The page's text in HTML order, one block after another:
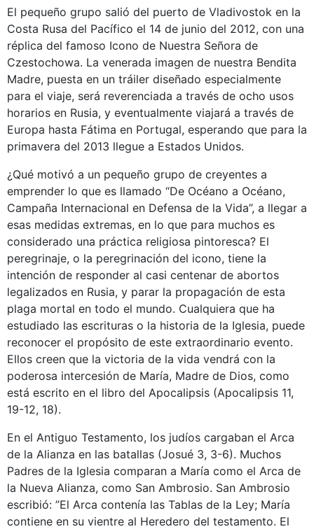
El pequeño grupo salió del puerto de Vladivostok en la
Costa Rusa del Pacífico el 14 de junio del 2012, con una
réplica del famoso Icono de Nuestra Señora de
Czestochowa. La venerada imagen de nuestra Bendita
Madre, puesta en un tráiler diseñado especialmente
para el viaje, será reverenciada a través de ocho usos
horarios en Rusia, y eventualmente viajará a través de
Europa hasta Fátima en Portugal, esperando que para la
primavera del 2013 llegue a Estados Unidos.
¿Qué motivó a un pequeño grupo de creyentes a
emprender lo que es llamado “De Océano a Océano,
Campaña Internacional en Defensa de la Vida”, a llegar a
esas medidas extremas, en lo que para muchos es
considerado una práctica religiosa pintoresca? El
peregrinaje, o la peregrinación del icono, tiene la
intención de responder al casi centenar de abortos
legalizados en Rusia, y parar la propagación de esta
plaga mortal en todo el mundo. Cualquiera que ha
estudiado las escrituras o la historia de la Iglesia, puede
reconocer el propósito de este extraordinario evento.
Ellos creen que la victoria de la vida vendrá con la
poderosa intercesión de María, Madre de Dios, como
está escrito en el libro del Apocalipsis (Apocalipsis 11,
19-12, 18).
En el Antiguo Testamento, los judíos cargaban el Arca
de la Alianza en las batallas (Josué 3, 3-6). Muchos
Padres de la Iglesia comparan a María como el Arca de
la Nueva Alianza, como San Ambrosio. San Ambrosio
escribió: ”El Arca contenía las Tablas de la Ley; María
contiene en su vientre al Heredero del testamento. El